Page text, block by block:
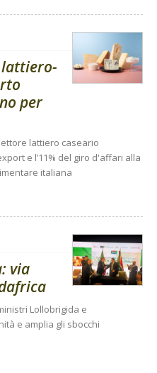
lattiero-
per
lattiero caseario
e l’11% del giro d'affari alla
italiana
via
Lollobrigida e
e amplia gli sbocchi